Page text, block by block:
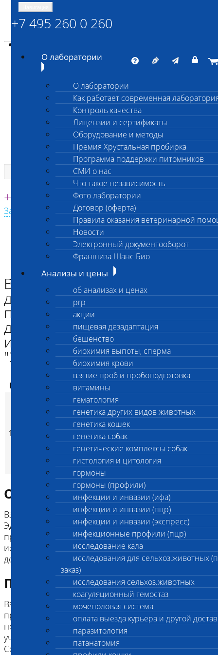
ШАНС БИО
Независимая ветеринарная лаборатория
Единая круглосуточная справочная
+7 495 260 0 260
Заказать звонок с сайта
+7 495 260 0 260
О лаборатории
О лаборатории
Как работает современная
Контроль качества
Лицензии и сертификаты
Оборудование и методы
Премия Хрустальная пробирка
Программа поддержки питомников
СМИ о нас
Что такое независимость
Фото лаборатории
Договор (оферта)
Правила оказания ветеринарной
Новости
Электронный документооборот
Франшиза Шанс Био
Анализы и цены
об анализах и ценах
prp
акции
пищевая дезадаптация
бешенство
биохимия выпоты, сперма
биохимия крови
взятие проб и пробоподготовка
витамины
гематология
генетика других видов животных
генетика кошек
генетика собак
генетические комплексы собак
гистология и цитология
гормоны
гормоны (профили)
инфекции и инвазии (ифа)
инфекции и инвазии (пцр)
инфекции и инвазии (экспресс)
инфекционные профили (пцр)
исследование кала
исследования для сельхоз.животных
заказ)
исследования сельхоз.животных
коагуляционный гемостаз
мочеполовая система
оплата выезда курьера и другой
паразитология
патанатомия
Главная страница
Анализы и цены
ВЗЯТИЕ ПРОБ и ПРОБОПОДГОТОВКА
Взятие крови и дополнительная пробоподготовка материала
для генетического исследования (для ООО "Зооген")
Взятие крови и
дополнительная
пробоподготовка материала
для генетического
исследования (для ООО
"Зооген")
Код Наименование услуг
1929
Взятие крови и
дополнительная
пробоподготовка
материала для
генетического
исследования (для
ООО "Зооген")
Описание исследования
Взятие крови в пробирку с антикоагулянтом К3
ЭДТА или К2 ЭДТА, с дальнейшей
пробоподготовкой материала для генетического
исследования с заполнением сопроводительной
документацией.
Подготовка к исследованию
Взятие венозной крови в необходимом объеме
проводится сотрудником лаборатории
непосредственно в лабораторном офисе при
участии владельца животного.
Сотрудники лаборатории проводят венепункцию